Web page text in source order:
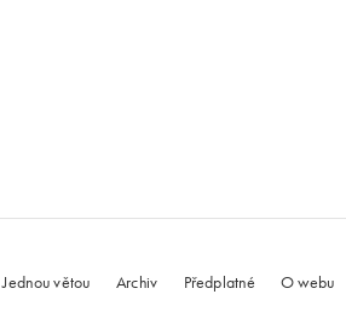
Jednou větou Archiv Předplatné O webu